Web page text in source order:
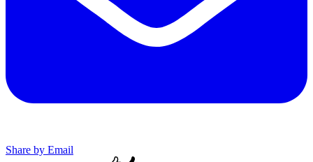
Share by Email